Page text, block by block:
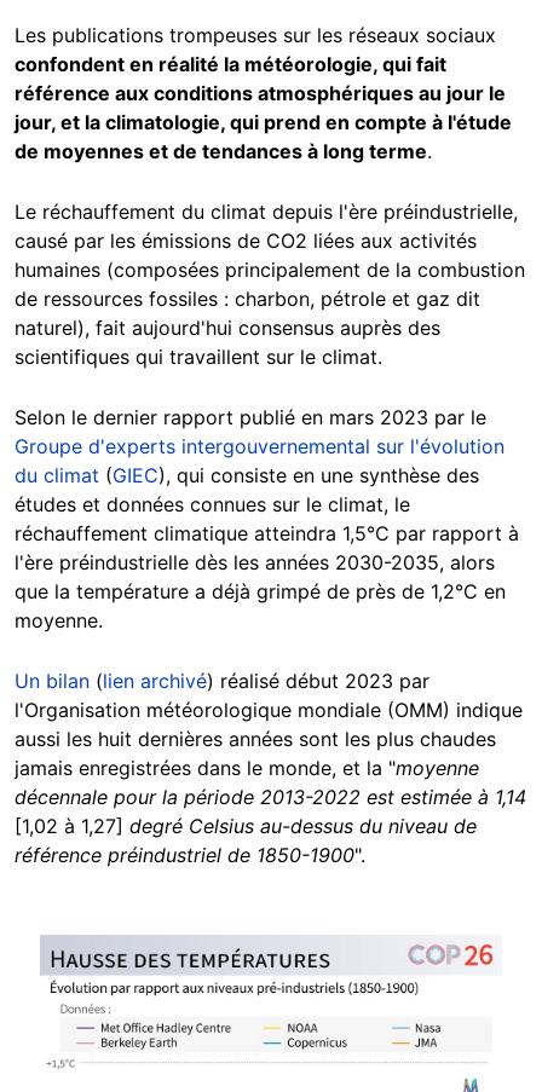
Les publications trompeuses sur les réseaux sociaux
confondent en réalité la météorologie, qui fait
référence aux conditions atmosphériques au jour le
jour, et la climatologie, qui prend en compte à l'étude
de moyennes et de tendances à long terme.
Le réchauffement du climat depuis l'ère préindustrielle,
causé par les émissions de CO2 liées aux activités
humaines (composées principalement de la combustion
de ressources fossiles : charbon, pétrole et gaz dit
naturel), fait aujourd'hui consensus auprès des
scientifiques qui travaillent sur le climat.
Selon le dernier rapport publié en mars 2023 par le
Groupe d'experts intergouvernemental sur l'évolution
du climat (GIEC), qui consiste en une synthèse des
études et données connues sur le climat, le
réchauffement climatique atteindra 1,5°C par rapport à
l'ère préindustrielle dès les années 2030-2035, alors
que la température a déjà grimpé de près de 1,2°C en
moyenne.
Un bilan (lien archivé) réalisé début 2023 par
l'Organisation météorologique mondiale (OMM) indique
aussi les huit dernières années sont les plus chaudes
jamais enregistrées dans le monde, et la "moyenne
décennale pour la période 2013-2022 est estimée à 1,14
[1,02 à 1,27] degré Celsius au-dessus du niveau de
référence préindustriel de 1850-1900".
Image